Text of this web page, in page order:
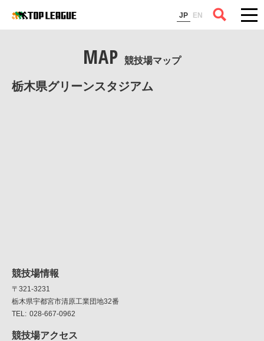
JP EN
コラム
MAP 競技場マップ
栃木県グリーンスタジアム
競技場情報
〒321-3231
栃木県宇都宮市清原工業団地32番
028-667-0962
競技場アクセス